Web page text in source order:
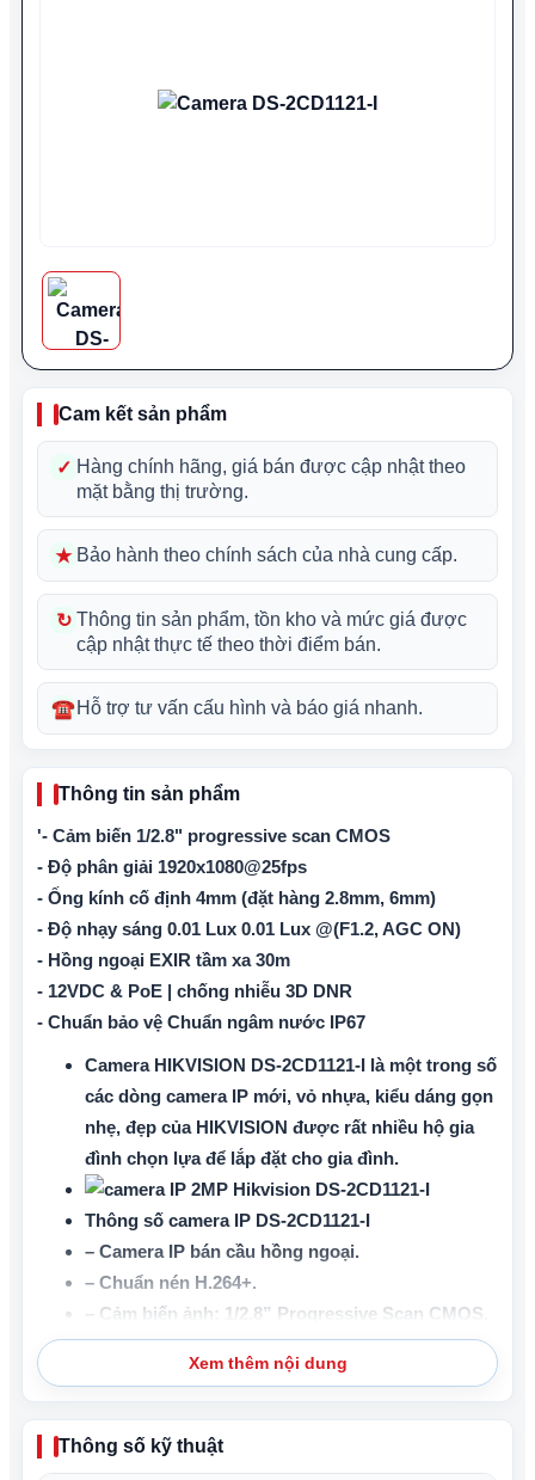
Cam kết sản phẩm
✓ Hàng chính hãng, giá bán được cập nhật theo
mặt bằng thị trường.
★ Bảo hành theo chính sách của nhà cung cấp.
↻ Thông tin sản phẩm, tồn kho và mức giá được
cập nhật thực tế theo thời điểm bán.
☎Hỗ trợ tư vấn cấu hình và báo giá nhanh.
Thông tin sản phẩm
'- Cảm biến 1/2.8" progressive scan CMOS
- Độ phân giải 1920x1080@25fps
- Ống kính cố định 4mm (đặt hàng 2.8mm, 6mm)
- Độ nhạy sáng 0.01 Lux 0.01 Lux @(F1.2, AGC ON)
- Hồng ngoại EXIR tầm xa 30m
- 12VDC & PoE | chống nhiễu 3D DNR
- Chuẩn bảo vệ Chuẩn ngâm nước IP67
Camera HIKVISION DS-2CD1121-I là một trong số
các dòng camera IP mới, vỏ nhựa, kiểu dáng gọn
nhẹ, đẹp của HIKVISION được rất nhiều hộ gia
đình chọn lựa để lắp đặt cho gia đình.
Thông số camera IP DS-2CD1121-I
– Camera IP bán cầu hồng ngoại.
– Chuẩn nén H.264+.
– Cảm biến ảnh: 1/2.8” Progressive Scan CMOS.
–Độ phân giải cao:2.0 Megapixel, 1920×1080
Pixels cho hình ảnh HD siêu nét.
– Đèn led hồng ngoại tầm nhìn xa ban đêm lên
đến 30m.
Xem thêm nội dung
Thông số kỹ thuật